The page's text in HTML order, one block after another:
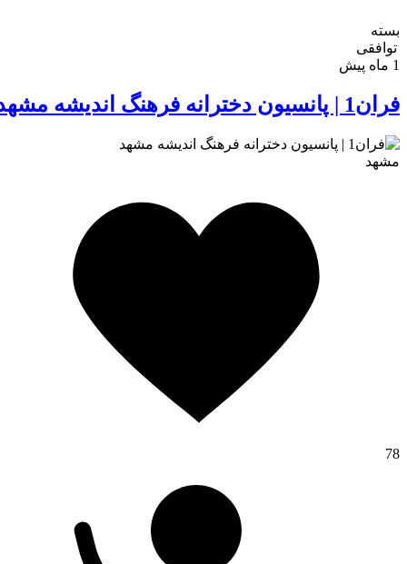
بسته
توافقی
فران1 | پانسیون دخترانه فرهنگ اندیشه مشهد
مشهد
78